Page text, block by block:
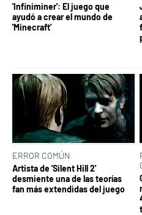
'Infiniminer': El juego que
ayudó a crear el mundo de
'Minecraft'
ERROR COMÚN
Artista de 'Silent Hill 2'
desmiente una de las teorías
fan más extendidas del juego